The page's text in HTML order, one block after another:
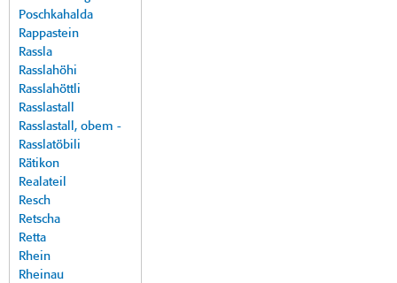
Poschkahalda
Rappastein
Rassla
Rasslahöhi
Rasslahöttli
Rasslastall
Rasslastall, obem -
Rasslatöbili
Rätikon
Realateil
Resch
Retscha
Retta
Rhein
Rheinau